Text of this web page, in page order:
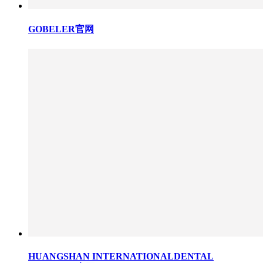
GOBELER官网
HUANGSHAN INTERNATIONALDENTAL